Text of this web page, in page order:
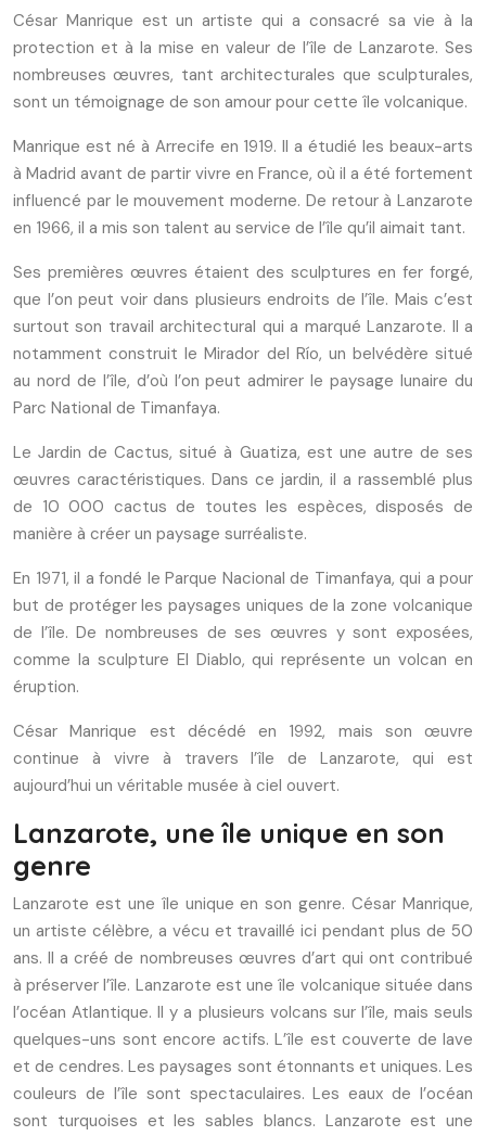
César Manrique est un artiste qui a consacré sa vie à la
protection et à la mise en valeur de l’île de Lanzarote. Ses
nombreuses œuvres, tant architecturales que sculpturales,
sont un témoignage de son amour pour cette île volcanique.
Manrique est né à Arrecife en 1919. Il a étudié les beaux-arts
à Madrid avant de partir vivre en France, où il a été fortement
influencé par le mouvement moderne. De retour à Lanzarote
en 1966, il a mis son talent au service de l’île qu’il aimait tant.
Ses premières œuvres étaient des sculptures en fer forgé,
que l’on peut voir dans plusieurs endroits de l’île. Mais c’est
surtout son travail architectural qui a marqué Lanzarote. Il a
notamment construit le Mirador del Río, un belvédère situé
au nord de l’île, d’où l’on peut admirer le paysage lunaire du
Parc National de Timanfaya.
Le Jardin de Cactus, situé à Guatiza, est une autre de ses
œuvres caractéristiques. Dans ce jardin, il a rassemblé plus
de 10 000 cactus de toutes les espèces, disposés de
manière à créer un paysage surréaliste.
En 1971, il a fondé le Parque Nacional de Timanfaya, qui a pour
but de protéger les paysages uniques de la zone volcanique
de l’île. De nombreuses de ses œuvres y sont exposées,
comme la sculpture El Diablo, qui représente un volcan en
éruption.
César Manrique est décédé en 1992, mais son œuvre
continue à vivre à travers l’île de Lanzarote, qui est
aujourd’hui un véritable musée à ciel ouvert.
Lanzarote, une île unique en son
genre
Lanzarote est une île unique en son genre. César Manrique,
un artiste célèbre, a vécu et travaillé ici pendant plus de 50
ans. Il a créé de nombreuses œuvres d’art qui ont contribué
à préserver l’île. Lanzarote est une île volcanique située dans
l’océan Atlantique. Il y a plusieurs volcans sur l’île, mais seuls
quelques-uns sont encore actifs. L’île est couverte de lave
et de cendres. Les paysages sont étonnants et uniques. Les
couleurs de l’île sont spectaculaires. Les eaux de l’océan
sont turquoises et les sables blancs. Lanzarote est une